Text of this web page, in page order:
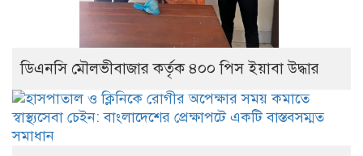
ডিএনসি মৌলভীবাজার কর্তৃক ৪০০ পিস ইয়াবা উদ্ধার